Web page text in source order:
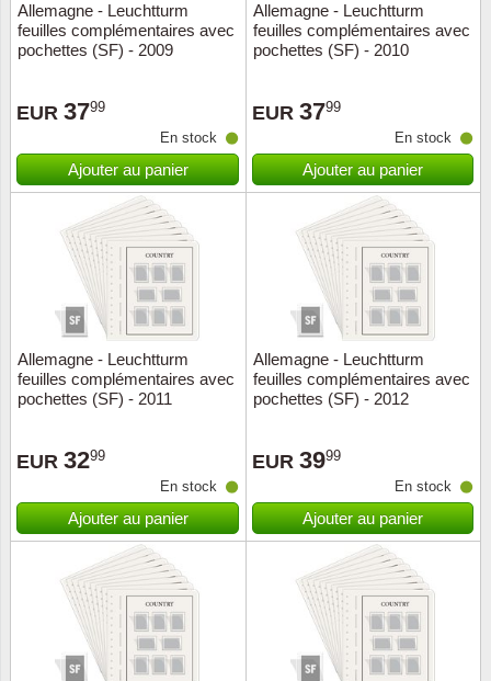
Allemagne - Leuchtturm
feuilles complémentaires avec
pochettes (SF) - 2009
EUR 3799
En stock
Ajouter au panier
Allemagne - Leuchtturm
feuilles complémentaires avec
pochettes (SF) - 2010
EUR 3799
En stock
Ajouter au panier
Allemagne - Leuchtturm
feuilles complémentaires avec
pochettes (SF) - 2011
EUR 3299
En stock
Ajouter au panier
Allemagne - Leuchtturm
feuilles complémentaires avec
pochettes (SF) - 2012
EUR 3999
En stock
Ajouter au panier